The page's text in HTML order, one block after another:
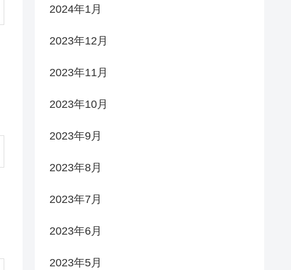
2024年1月
2023年12月
2023年11月
2023年10月
2023年9月
2023年8月
2023年7月
2023年6月
2023年5月